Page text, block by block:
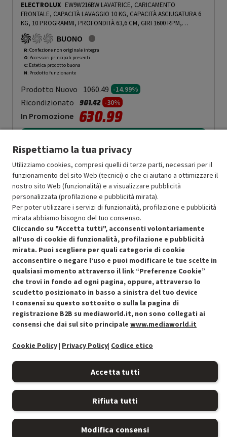
ELECTROLUX EW9W216BW LAVATRICE, CARICAMENTO
FRONTALE, CAPACITÀ LAVAGGIO 10 KG, CAPACITÀ ASCIUGATURA 6
KG, 10 PROGRAMMI, PROFONDITÀ 63,6 CM, GIRI 1600 RPM,
BIANCO, CLASSE B - PRMG GRADING ROCN - 14.99%
GRADING ROCN - 14.99%
BUONO
R: Confezione non originale integra
O: Accessori principali presenti
C: Estetica prodotto buona
N: Prodotto funzionante
Prodotto Nuovo 1060.49 -14.99%
Ricondizionato Prezzo ridotto da
901.42a-30%
In Promozione 630.99
SCONTO RICONDIZIONATI
Approfitta dello sconto del 30% sul prodotto ricondizionato.
Condizioni generali di vendita
Cookie Policy
Preferenze cookie
Recedere dal contratto qui
Rispettiamo la tua privacy
Utilizziamo cookies, compresi quelli di terze parti, necessari per il
funzionamento del sito Web (tecnici) o che ci aiutano a ottimizzare il
nostro sito Web (funzionalità) e a visualizzare pubblicità
personalizzata (profilazione e pubblicità mirata).
Per poter utilizzare i servizi di funzionalità, profilazione e pubblicità
mirata abbiamo bisogno del tuo consenso.
Cliccando su "Accetta tutti", acconsenti volontariamente
all’uso di cookie di funzionalità, profilazione e pubblicità
mirata. Puoi scegliere per quali categorie di cookie
acconsentire o negare l’uso e puoi modificare le tue scelte in
qualsiasi momento attraverso il link “Preferenze Cookie”
che trovi in fondo ad ogni pagina, oppure, attraverso lo
scudetto posizionato in basso a sinistra del tuo device
I consensi su questo sottosito o sulla la pagina di
registrazione B2B su mediaworld.it, non sono collegati ai
consensi che dai sul sito principale www.mediaworld.it
Cookie Policy| Privacy Policy| Codice etico
Accetta tutti
Rifiuta tutti
Modifica consensi